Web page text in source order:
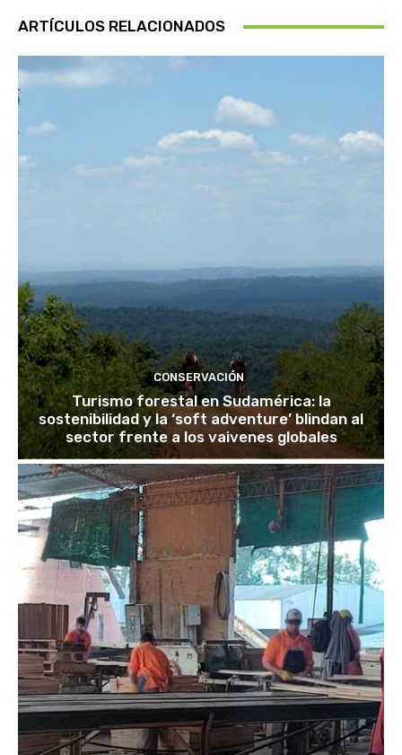
ARTÍCULOS RELACIONADOS
CONSERVACIÓN
Turismo forestal en Sudamérica: la
sostenibilidad y la ‘soft adventure’ blindan al
sector frente a los vaivenes globales